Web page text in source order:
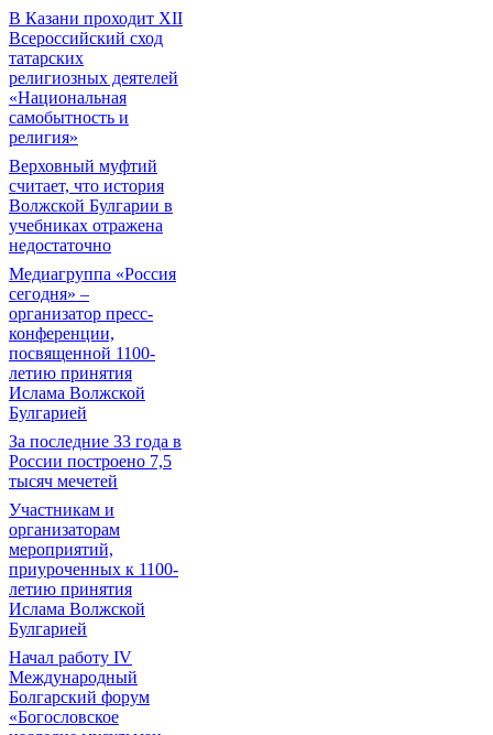
В Казани проходит XII
Всероссийский сход
татарских
религиозных деятелей
«Национальная
самобытность и
религия»
Верховный муфтий
считает, что история
Волжской Булгарии в
учебниках отражена
недостаточно
Медиагруппа «Россия
сегодня» –
организатор пресс-
конференции,
посвященной 1100-
летию принятия
Ислама Волжской
Булгарией
За последние 33 года в
России построено 7,5
тысяч мечетей
Участникам и
организаторам
мероприятий,
приуроченных к 1100-
летию принятия
Ислама Волжской
Булгарией
Начал работу IV
Международный
Болгарский форум
«Богословское